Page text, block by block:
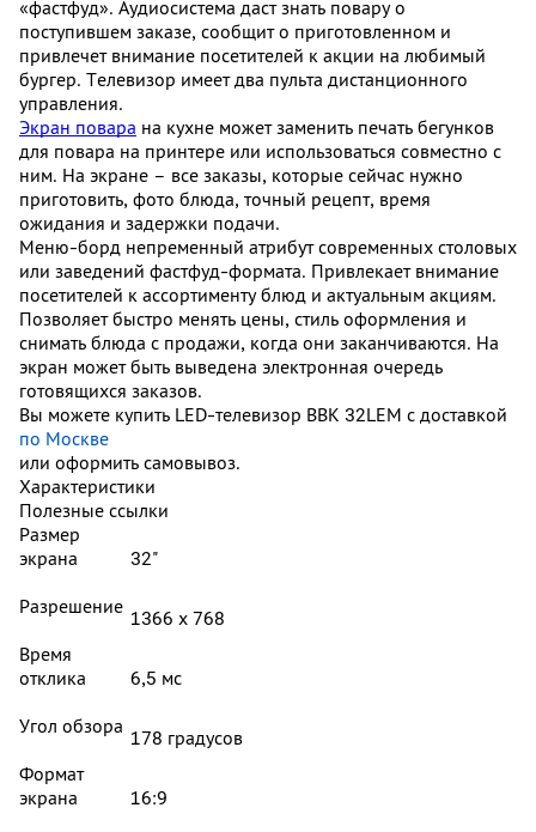
«фастфуд». Аудиосистема даст знать повару о
поступившем заказе, сообщит о приготовленном и
привлечет внимание посетителей к акции на любимый
бургер. Телевизор имеет два пульта дистанционного
управления.
Экран повара на кухне может заменить печать бегунков
для повара на принтере или использоваться совместно с
ним. На экране – все заказы, которые сейчас нужно
приготовить, фото блюда, точный рецепт, время
ожидания и задержки подачи.
Меню-борд непременный атрибут современных столовых
или заведений фастфуд-формата. Привлекает внимание
посетителей к ассортименту блюд и актуальным акциям.
Позволяет быстро менять цены, стиль оформления и
снимать блюда с продажи, когда они заканчиваются. На
экран может быть выведена электронная очередь
готовящихся заказов.
Вы можете купить LED-телевизор BBK 32LEM с доставкой
по Москве
или оформить самовывоз.
Характеристики
Полезные ссылки
Размер
экрана
32"
Разрешение 1366 x 768
Время
отклика
6,5 мс
Угол обзора 178 градусов
Формат
экрана
16:9